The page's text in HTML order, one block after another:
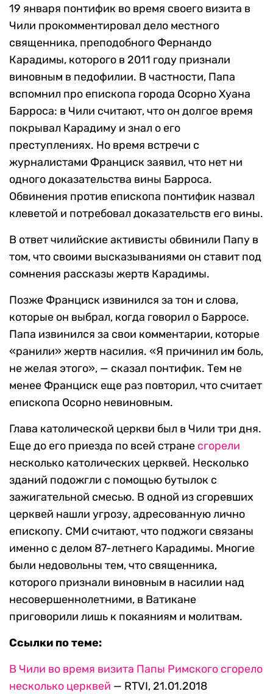
19 января понтифик во время своего визита в
Чили прокомментировал дело местного
священника, преподобного Фернандо
Карадимы, которого в 2011 году признали
виновным в педофилии. В частности, Папа
вспомнил про епископа города Осорно Хуана
Барроса: в Чили считают, что он долгое время
покрывал Карадиму и знал о его
преступлениях. Но время встречи с
журналистами Франциск заявил, что нет ни
одного доказательства вины Барроса.
Обвинения против епископа понтифик назвал
клеветой и потребовал доказательств его вины.
В ответ чилийские активисты обвинили Папу в
том, что своими высказываниями он ставит под
сомнения рассказы жертв Карадимы.
Позже Франциск извинился за тон и слова,
которые он выбрал, когда говорил о Барросе.
Папа извинился за свои комментарии, которые
«ранили» жертв насилия. «Я причинил им боль,
не желая этого», — сказал понтифик. Тем не
менее Франциск еще раз повторил, что считает
епископа Осорно невиновным.
Глава католической церкви был в Чили три дня.
Еще до его приезда по всей стране сгорели
несколько католических церквей. Несколько
зданий подожгли с помощью бутылок с
зажигательной смесью. В одной из сгоревших
церквей нашли угрозу, адресованную лично
епископу. СМИ считают, что поджоги связаны
именно с делом 87-летнего Карадимы. Многие
были недовольны тем, что священника,
которого признали виновным в насилии над
несовершеннолетними, в Ватикане
приговорили лишь к покаяниям и молитвам.
Ссылки по теме:
В Чили во время визита Папы Римского сгорело
несколько церквей — RTVI, 21.01.2018